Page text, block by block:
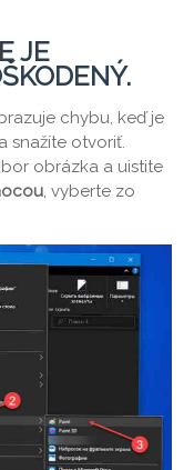
JE
chybu, keď je
snažíte otvoriť.
obrázka a uistite
, vyberte zo